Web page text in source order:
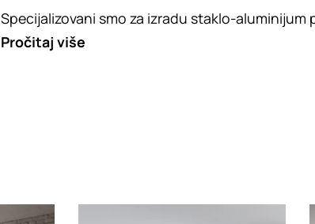
Specijalizovani smo za izradu staklo-
Pročitaj više